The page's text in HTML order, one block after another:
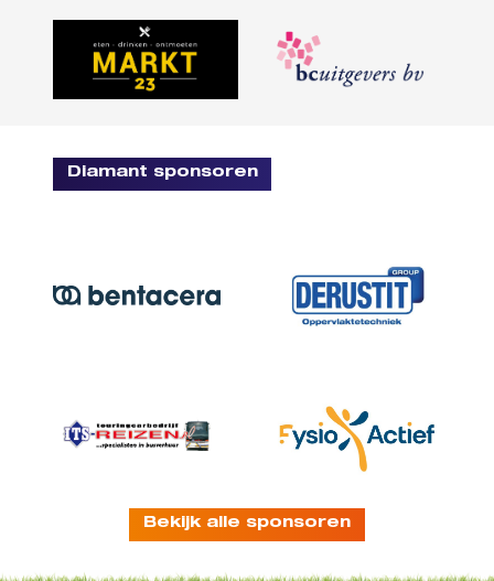
Diamant sponsoren
Bekijk alle sponsoren